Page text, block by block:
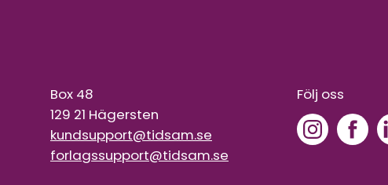
Box 48
129 21 Hägersten
kundsupport@tidsam.se
forlagssupport@tidsam.se
Följ oss